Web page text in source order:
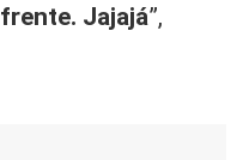
Jajajá”,